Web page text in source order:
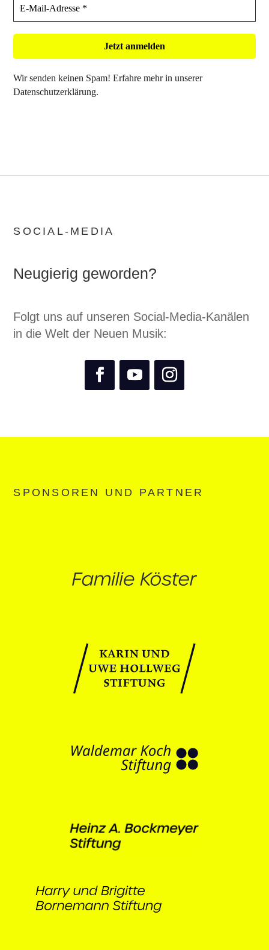
Wir senden keinen Spam! Erfahre mehr in unserer
Datenschutzerklärung.
SOCIAL-MEDIA
Neugierig geworden?
Folgt uns auf unseren Social-Media-Kanälen
in die Welt der Neuen Musik:
SPONSOREN UND PARTNER